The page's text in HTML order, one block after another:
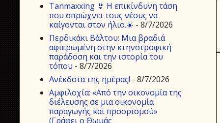
Tanmaxxing 👙 Η επικίνδυνη τάση
που σπρώχνει τους νέους να
καίγονται στον ήλιο.☀️ - 8/7/2026
Περδικάκι Βάλτου: Μια βραδιά
αφιερωμένη στην κτηνοτροφική
παράδοση και την ιστορία του
τόπου - 8/7/2026
Aνέκδοτα της ημέρας! - 8/7/2026
Αμφιλοχία: «Από την οικονομία της
διέλευσης σε μια οικονομία
παραγωγής και προορισμού»
(Γράφει ο Θωμάς